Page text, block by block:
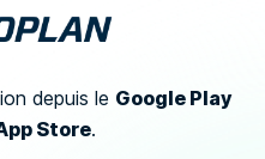
depuis le Google Play
Store.